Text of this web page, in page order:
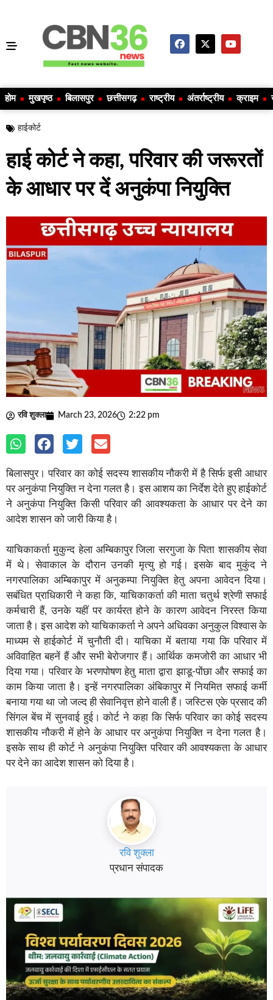
होम मुखपृष्ठ बिलासपुर छत्तीसगढ़ राष्ट्रीय अंतर्राष्ट्रीय क्राइम
हाईकोर्ट
हाई कोर्ट ने कहा, परिवार की जरूरतों
के आधार पर दें अनुकंपा नियुक्ति
रवि शुक्ला March 23, 2026 2:22 pm
बिलासपुर। परिवार का कोई सदस्य शासकीय नौकरी में है सिर्फ इसी आधार
पर अनुकंपा नियुक्ति न देना गलत है। इस आशय का निर्देश देते हुए हाईकोर्ट
ने अनुकंपा नियुक्ति किसी परिवार की आवश्यकता के आधार पर देने का
आदेश शासन को जारी किया है।
याचिकाकर्ता मुकुन्द हेला अम्बिकापुर जिला सरगुजा के पिता शासकीय सेवा
में थे। सेवाकाल के दौरान उनकी मृत्यु हो गई। इसके बाद मुकुंद ने
नगरपालिका अम्बिकापुर में अनुकम्पा नियुक्ति हेतु अपना आवेदन दिया।
सबंधित प्राधिकारी ने कहा कि, याचिकाकर्ता की माता चतुर्थ श्रेणी सफाई
कर्मचारी हैं, उनके यहीं पर कार्यरत होने के कारण आवेदन निरस्त किया
जाता है। इस आदेश को याचिकाकर्ता ने अपने अधिवका अनुकुल विश्वास के
माध्यम से हाईकोर्ट में चुनौती दी। याचिका में बताया गया कि परिवार में
अविवाहित बहनें हैं और सभी बेरोजगार हैं। आर्थिक कमजोरी का आधार भी
दिया गया। परिवार के भरणपोषण हेतु माता द्वारा झाडू-पोंछा और सफाई का
काम किया जाता है। इन्हें नगरपालिका अंबिकापुर में नियमित सफाई कर्मी
बनाया गया था जो जल्द ही सेवानिवृत्त होने वाली हैं। जस्टिस एके प्रसाद की
सिंगल बेंच में सुनवाई हुई। कोर्ट ने कहा कि सिर्फ परिवार का कोई सदस्य
शासकीय नौकरी में होने के आधार पर अनुकंपा नियुक्ति न देना गलत है।
इसके साथ ही कोर्ट ने अनुकंपा नियुक्ति परिवार की आवश्यकता के आधार
पर देने का आदेश शासन को दिया है।
रवि शुक्ला
प्रधान संपादक